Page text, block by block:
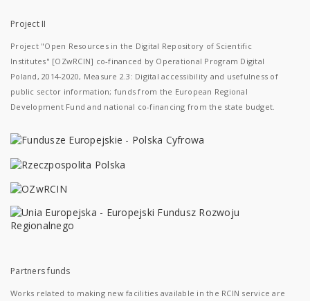
Project II
Project "Open Resources in the Digital Repository of Scientific
Institutes" [OZwRCIN] co-financed by Operational Program Digital
Poland, 2014-2020, Measure 2.3: Digital accessibility and usefulness of
public sector information; funds from the European Regional
Development Fund and national co-financing from the state budget.
Partners funds
Works related to making new facilities available in the RCIN service are